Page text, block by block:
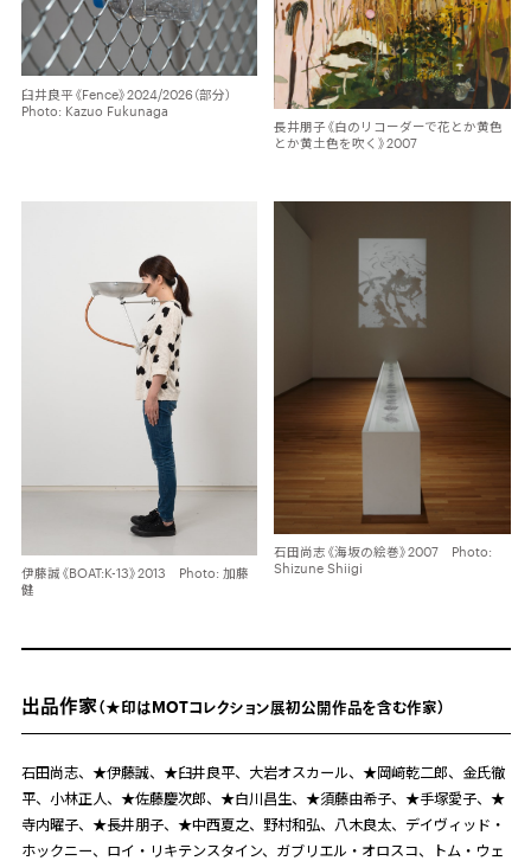
臼井良平《Fence》2024/2026（部分）
Photo: Kazuo Fukunaga
長井朋子《白のリコーダーで花とか黄色
とか黄土色を吹く》2007
伊藤誠《BOAT:K-13》2013 Photo: 加藤
健
石田尚志《海坂の絵巻》2007 Photo:
Shizune Shiigi
出品作家 （★印はMOTコレクション展初公開作品を含む作家）
石田尚志、★伊藤誠、★臼井良平、大岩オスカール、★岡﨑乾二郎、金氏徹
平、小林正人、★佐藤慶次郎、★白川昌生、★須藤由希子、★手塚愛子、★
寺内曜子、★長井朋子、★中西夏之、野村和弘、八木良太、デイヴィッド・
ホックニー、ロイ・リキテンスタイン、ガブリエル・オロスコ、トム・ウェ